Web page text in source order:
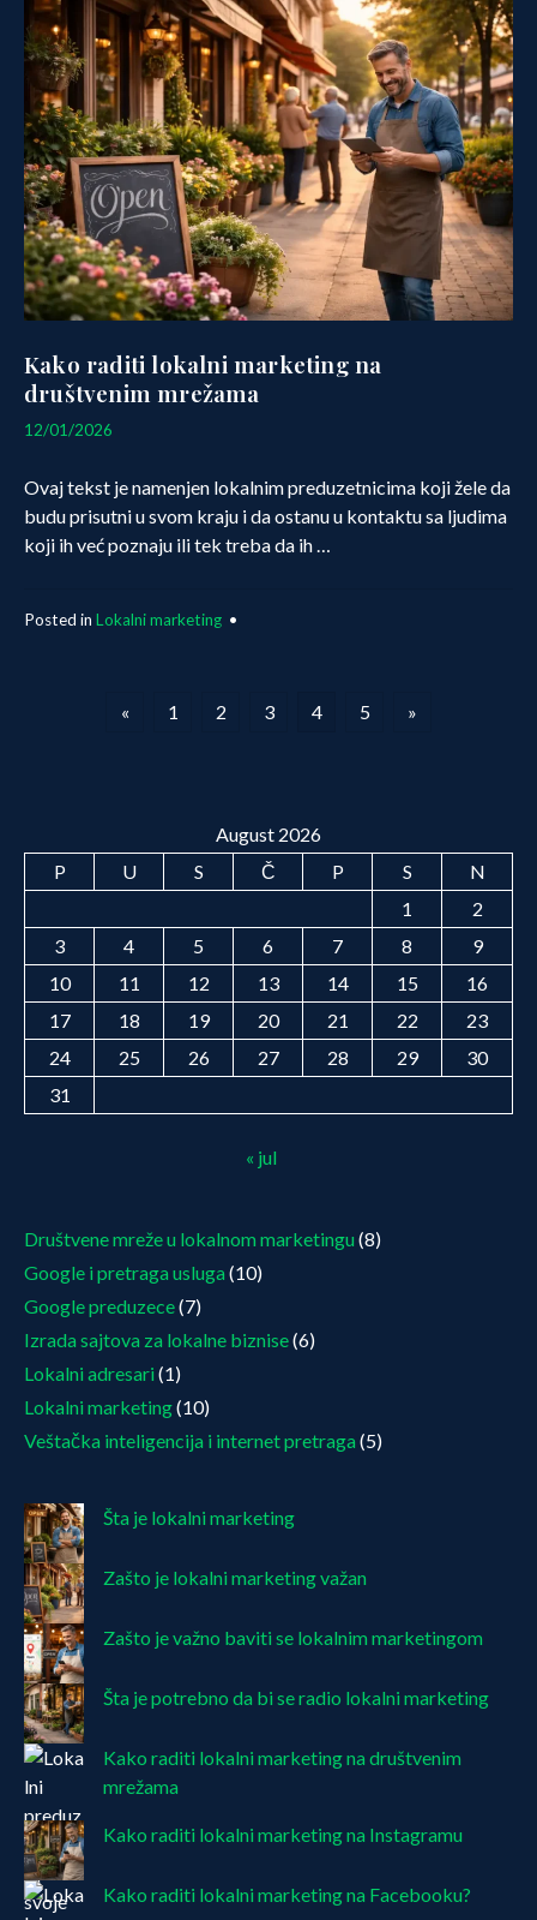
Kako raditi lokalni marketing na
društvenim mrežama
12/01/2026
Ovaj tekst je namenjen lokalnim preduzetnicima koji žele da
budu prisutni u svom kraju i da ostanu u kontaktu sa ljudima
koji ih već poznaju ili tek treba da ih …
Posted in Lokalni marketing •
« 1 2 3 4 5 »
August 2026
P
U S Č P S
N
1
2
3
4 5 6 7 8
9
10
11 12 13 14 15
16
17
18 19 20 21 22
23
24
25 26 27 28 29
30
31
« jul
Društvene mreže u lokalnom marketingu(8)
Google i pretraga usluga(10)
Google preduzece(7)
Izrada sajtova za lokalne biznise(6)
Lokalni adresari(1)
Lokalni marketing(10)
Veštačka inteligencija i internet pretraga(5)
Šta je lokalni marketing
Zašto je lokalni marketing važan
Zašto je važno baviti se lokalnim marketingom
Šta je potrebno da bi se radio lokalni marketing
Kako raditi lokalni marketing na društvenim
mrežama
Kako raditi lokalni marketing na Instagramu
Kako raditi lokalni marketing na Facebooku?